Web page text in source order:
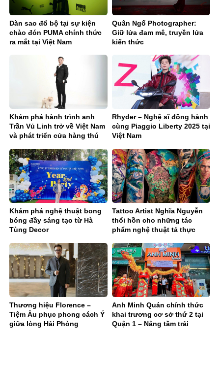
Dàn sao đổ bộ tại sự kiện
chào đón PUMA chính thức
ra mắt tại Việt Nam
Quân Ngố Photographer:
Giữ lửa đam mê, truyền lửa
kiến thức
Khám phá hành trình anh
Trần Vủ Linh trở về Việt Nam
và phát triển cửa hàng thú
Rhyder – Nghệ sĩ đồng hành
cùng Piaggio Liberty 2025 tại
Việt Nam
Khám phá nghệ thuật bong
bóng đầy sáng tạo từ Hà
Tùng Decor
Tattoo Artist Nghĩa Nguyễn
thổi hồn cho những tác
phẩm nghệ thuật tả thực
Thương hiệu Florence –
Tiệm Âu phục phong cách Ý
giữa lòng Hải Phòng
Anh Minh Quán chính thức
khai trương cơ sở thứ 2 tại
Quận 1 – Nâng tầm trải